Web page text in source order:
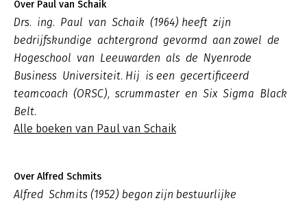
Over Paul van Schaik
Drs. ing. Paul van Schaik (1964) heeft zijn
bedrijfskundige achtergrond gevormd aan zowel de
Hogeschool van Leeuwarden als de Nyenrode
Business Universiteit. Hij is een gecertificeerd
teamcoach (ORSC), scrummaster en Six Sigma Black
Belt.
Alle boeken van Paul van Schaik
Over Alfred Schmits
Alfred Schmits (1952) begon zijn bestuurlijke